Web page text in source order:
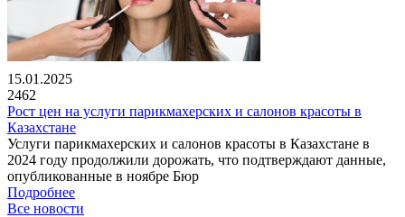
15.01.2025
2462
Рост цен на услуги парикмахерских и салонов красоты в
Казахстане
Услуги парикмахерских и салонов красоты в Казахстане в
2024 году продолжили дорожать, что подтверждают данные,
опубликованные в ноябре Бюр
Подробнее
Все новости